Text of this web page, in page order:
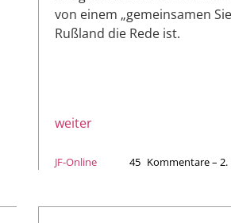
von einem „gemeinsamen
Rußland die Rede ist.
weiter
JF-Online 45 Kommentare – 2.